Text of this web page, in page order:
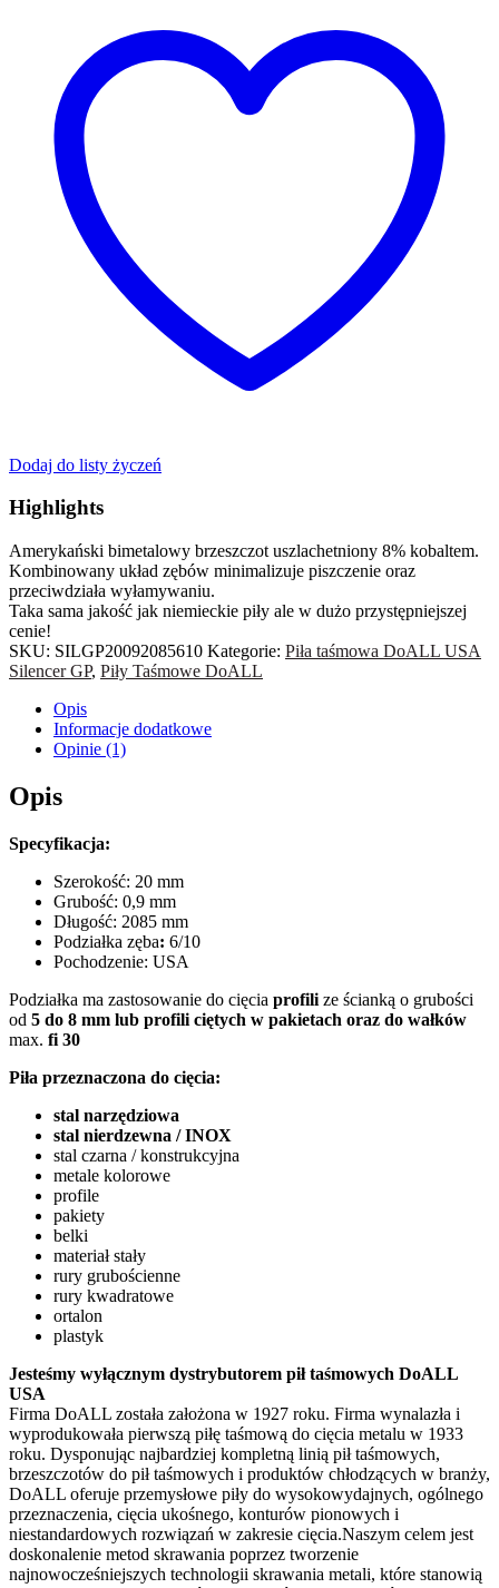
Dodaj do listy życzeń
Highlights
Amerykański bimetalowy brzeszczot uszlachetniony 8% kobaltem.
Kombinowany układ zębów minimalizuje piszczenie oraz
przeciwdziała wyłamywaniu.
Taka sama jakość jak niemieckie piły ale w dużo przystępniejszej
cenie!
SKU: SILGP20092085610 Kategorie: Piła taśmowa DoALL USA
Silencer GP, Piły Taśmowe DoALL
Opis
Informacje dodatkowe
Opinie (1)
Opis
Specyfikacja:
Szerokość: 20 mm
Grubość: 0,9 mm
Długość: 2085 mm
Podziałka zęba: 6/10
Pochodzenie: USA
Podziałka ma zastosowanie do cięcia profili ze ścianką o grubości
od 5 do 8 mm lub profili ciętych w pakietach oraz do wałków
max. fi 30
Piła przeznaczona do cięcia:
stal narzędziowa
stal nierdzewna / INOX
stal czarna / konstrukcyjna
metale kolorowe
profile
pakiety
belki
materiał stały
rury grubościenne
rury kwadratowe
ortalon
plastyk
Jesteśmy wyłącznym dystrybutorem pił taśmowych DoALL
USA
Firma DoALL została założona w 1927 roku. Firma wynalazła i
wyprodukowała pierwszą piłę taśmową do cięcia metalu w 1933
roku. Dysponując najbardziej kompletną linią pił taśmowych,
brzeszczotów do pił taśmowych i produktów chłodzących w branży,
DoALL oferuje przemysłowe piły do wysokowydajnych, ogólnego
przeznaczenia, cięcia ukośnego, konturów pionowych i
niestandardowych rozwiązań w zakresie cięcia.Naszym celem jest
doskonalenie metod skrawania poprzez tworzenie
najnowocześniejszych technologii skrawania metali, które stanowią